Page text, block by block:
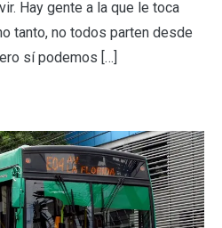
Hay gente a la que le toca
tanto, no todos parten desde
sí podemos […]